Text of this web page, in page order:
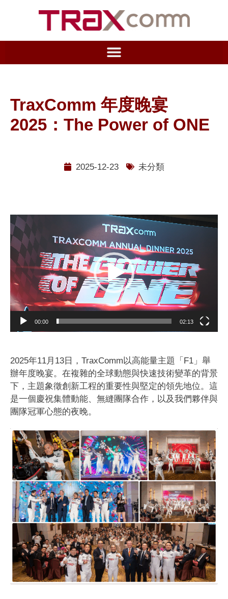
TraxComm 年度晚宴
2025：The Power of ONE
2025-12-23 未分類
視
訊
播
放
器
00:00 02:13
2025年11月13日，TraxComm以高能量主題「F1」舉
辦年度晚宴。在複雜的全球動態與快速技術變革的背景
下，主題象徵創新工程的重要性與堅定的領先地位。這
是一個慶祝集體動能、無縫團隊合作，以及我們夥伴與
團隊冠軍心態的夜晚。